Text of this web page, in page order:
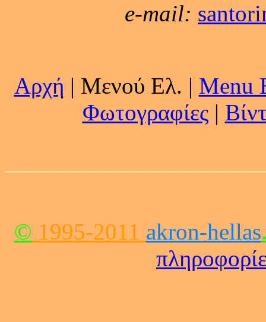
e-mail:
Αρχή | Μενού Ελ. | Menu
Φωτογραφίες|
© 1995-2011 akron-hellas